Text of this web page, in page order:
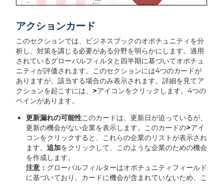
アクションカード
このセクションでは、ビジネスブックのオポチュニティを分
析し、対策を講じる必要がある分野を明らかにします。適用
されているグローバルフィルタと四半期に基づいてオポチュ
ニティが評価されます。このセクションには4つのカードが
ありますが、該当する場合のみ表示されます。詳細を見てア
クションを起こすには、 >アイコンをクリックします。4つの
ペインがあります。
更新漏れの可能性このカードは、更新日が迫っているが、
更新の機会がない企業を表示します。このカードの>アイ
コンをクリックすると、これらの企業のリストが表示され
ます。 追加をクリックして、このような企業のための機会
を作成します。
注意： グローバルフィルターはオポチュニティフィールド
に基づいており、カードに機会が含まれていないため、こ